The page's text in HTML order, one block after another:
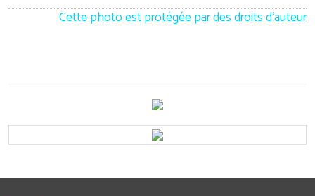
Cette photo est protégée par des droits d'auteur